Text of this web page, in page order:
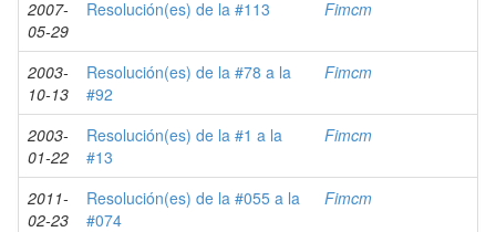
2007-
05-29
Resolución(es) de la #113 Fimcm
2003-
10-13
Resolución(es) de la #78 a la
#92
Fimcm
2003-
01-22
Resolución(es) de la #1 a la
#13
Fimcm
2011-
02-23
Resolución(es) de la #055 a la
#074
Fimcm